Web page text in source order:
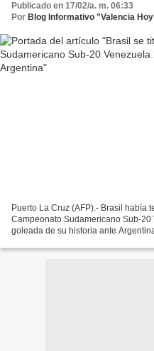
Publicado en 17/02/a. m. 06:33
Por Blog Informativo "Valencia
Puerto La Cruz (AFP).- Brasil había
Campeonato Sudamericano Sub-
goleada de su historia ante